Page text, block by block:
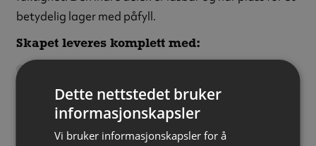
betydelig lager med påfyll.
Skapet leveres komplett med:
4-i-1 mini blodstopper (REF 1911)
4 stkbeskyttelsespakke(REF 2596)
4 pk á 40 stksårvask(REF 3227)
Dette nettstedet bruker
informasjonskapsler
Vi bruker informasjonskapsler for å